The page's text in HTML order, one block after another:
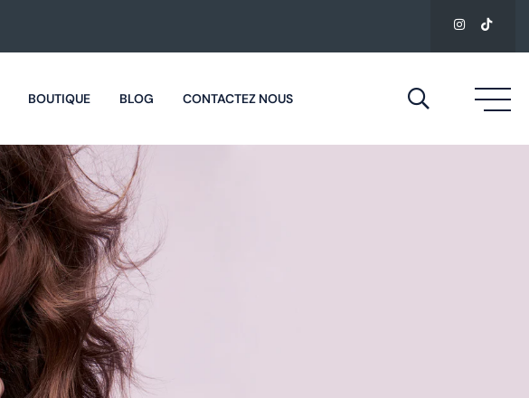
BOUTIQUE BLOG CONTACTEZ NOUS